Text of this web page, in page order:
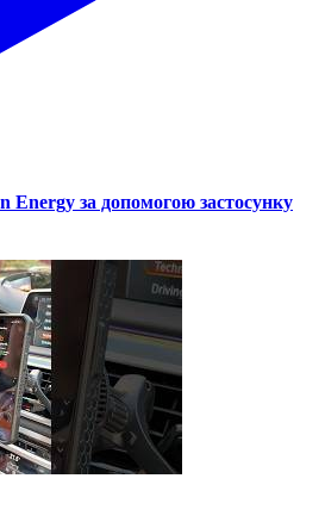
Energy за допомогою застосунку